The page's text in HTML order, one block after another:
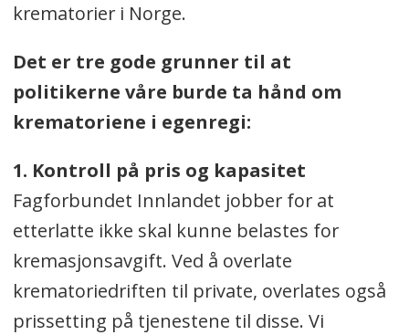
krematorier i Norge.
Det er tre gode grunner til at
politikerne våre burde ta hånd om
krematoriene i egenregi:
1. Kontroll på pris og kapasitet
Fagforbundet Innlandet jobber for at
etterlatte ikke skal kunne belastes for
kremasjonsavgift. Ved å overlate
krematoriedriften til private, overlates også
prissetting på tjenestene til disse. Vi